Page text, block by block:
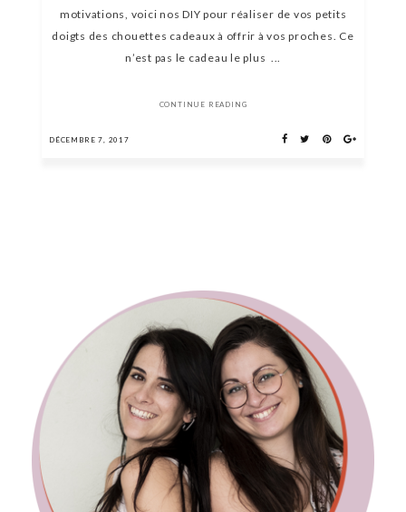
motivations, voici nos DIY pour réaliser de vos petits
doigts des chouettes cadeaux à offrir à vos proches. Ce
n’est pas le cadeau le plus ...
CONTINUE READING
DÉCEMBRE 7, 2017